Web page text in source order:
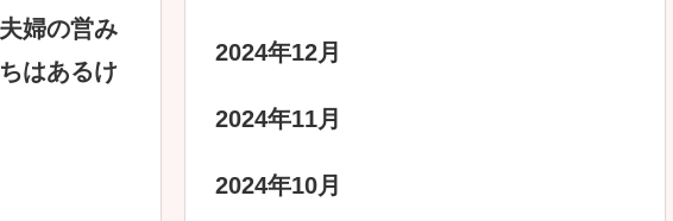
婦の営み
はあるけ
2024年12月
2024年11月
2024年10月